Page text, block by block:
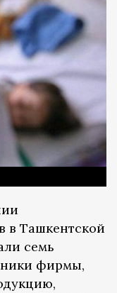
в Ташкентской
семь
фирмы,